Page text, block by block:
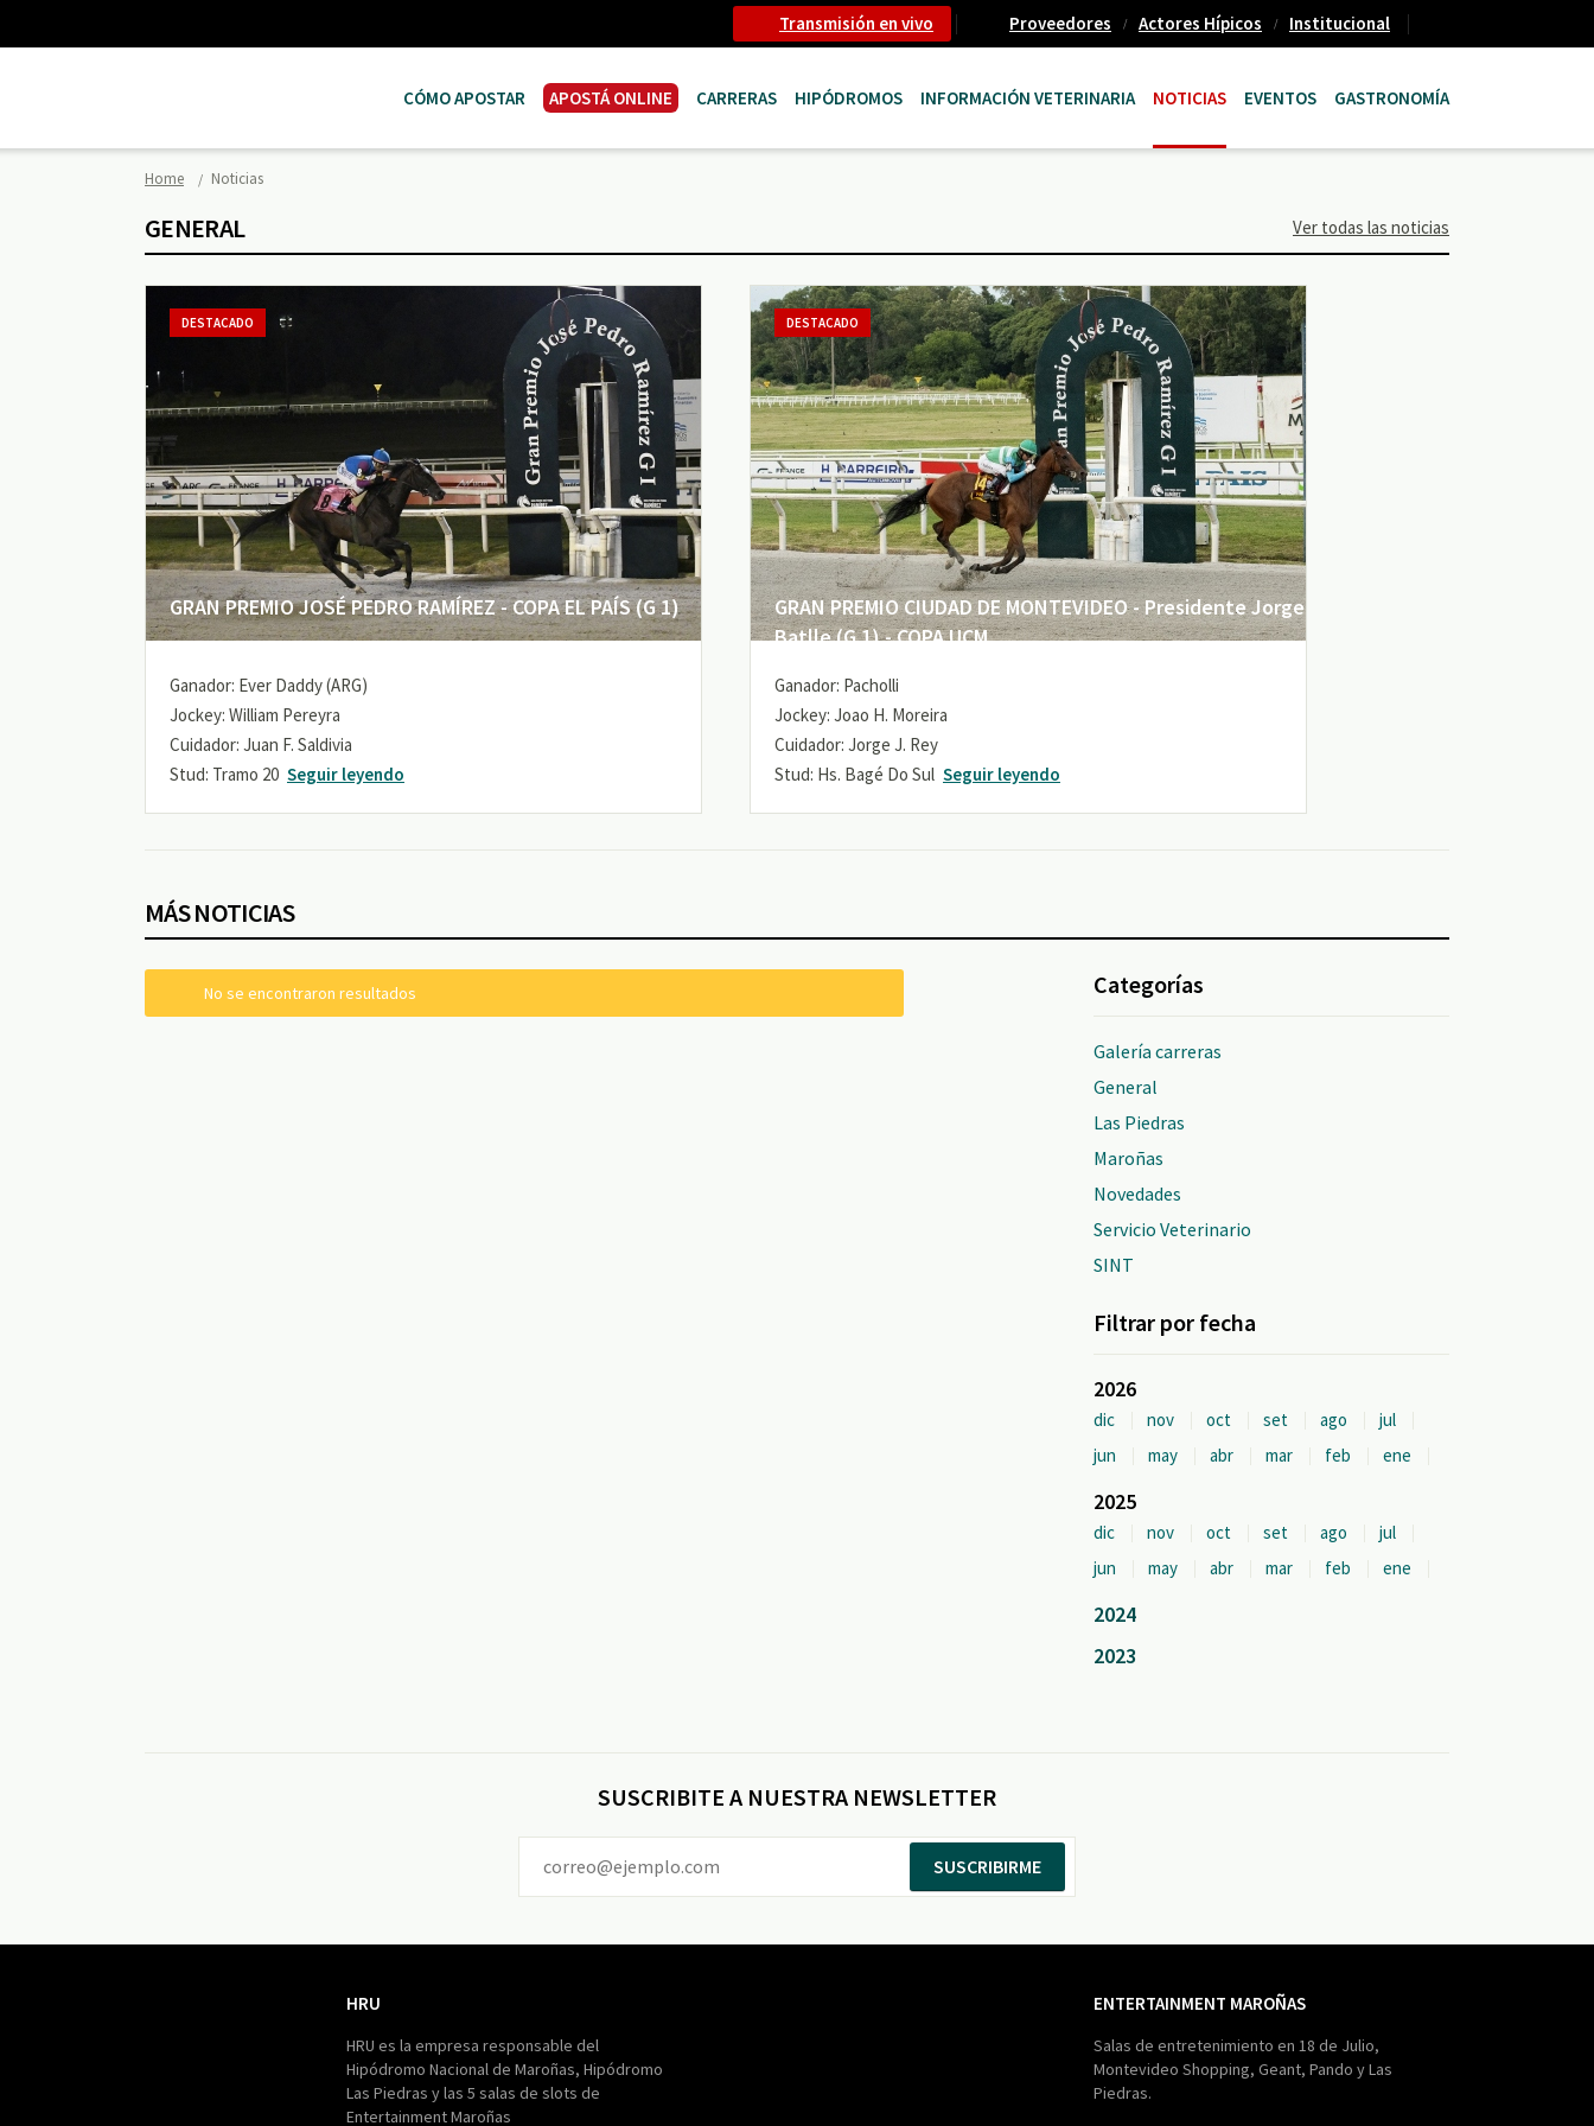
Transmisión en vivo Proveedores Actores Hípicos Institucional
CÓMO APOSTAR APOSTÁ ONLINE CARRERAS HIPÓDROMOS INFORMACIÓN VETERINARIA NOTICIAS EVENTOS GASTRONOMÍA
Home Noticias
GENERAL Ver todas las noticias
GRAN PREMIO JOSÉ PEDRO RAMÍREZ - COPA EL PAÍS (G 1)
DESTACADO
Ganador: Ever Daddy (ARG)
Jockey: William Pereyra
Cuidador: Juan F. Saldivia
Stud: Tramo 20 Seguir leyendo
GRAN PREMIO CIUDAD DE MONTEVIDEO - Presidente Jorge
Batlle (G 1) - COPA UCM
DESTACADO
Ganador: Pacholli
Jockey: Joao H. Moreira
Cuidador: Jorge J. Rey
Stud: Hs. Bagé Do Sul Seguir leyendo
MÁS NOTICIAS
No se encontraron resultados Categorías
Galería carreras
General
Las Piedras
Maroñas
Novedades
Servicio Veterinario
SINT
Filtrar por fecha
2026
dic nov oct set ago
jul
jun
may abr mar feb ene
2025
dic nov oct set ago
jul
jun
may abr mar feb ene
2024
2023
SUSCRIBITE A NUESTRA NEWSLETTER
SUSCRIBIRME
HRU
HRU es la empresa responsable del
Hipódromo Nacional de Maroñas, Hipódromo
Las Piedras y las 5 salas de slots de
Entertainment Maroñas
ENTERTAINMENT MAROÑAS
Salas de entretenimiento en 18 de Julio,
Montevideo Shopping, Geant, Pando y Las
Piedras.